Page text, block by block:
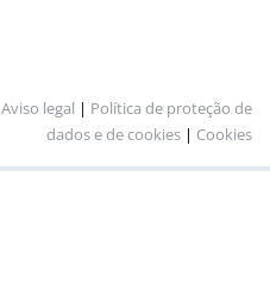
Aviso legal | Política de proteção de
dados e de cookies | Cookies